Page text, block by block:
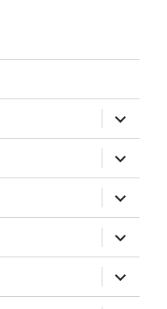
expand
child
menu
expand
child
menu
expand
child
menu
expand
child
menu
expand
child
menu